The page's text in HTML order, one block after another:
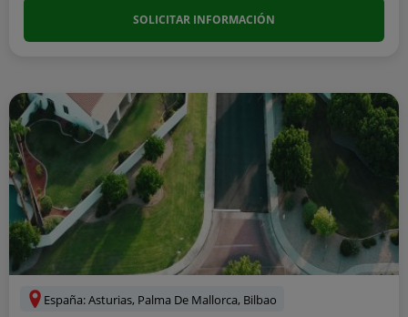
SOLICITAR INFORMACIÓN
España: Asturias, Palma De Mallorca, Bilbao